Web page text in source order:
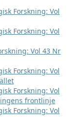
Forskning: Vol
Forskning: Vol
Vol 43 Nr
Forskning: Vol
Forskning: Vol
frontlinje
Forskning: Vol